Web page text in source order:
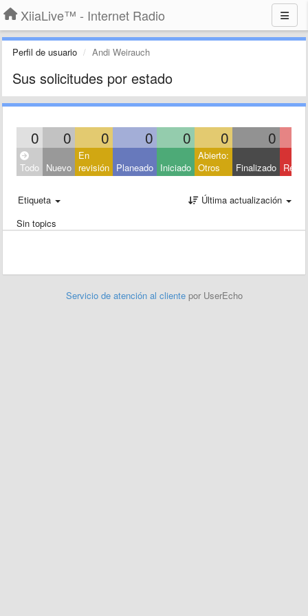
XiiaLive™ - Internet Radio
Perfil de usuario Andi Weirauch
Sus solicitudes por estado
0 0 0 0 0 0 0
Todo Nuevo
En
revisión Planeado Iniciado
Abierto:
Otros
Finalizado
Etiqueta
Última actualización
Sin topics
Servicio de atención al cliente por UserEcho